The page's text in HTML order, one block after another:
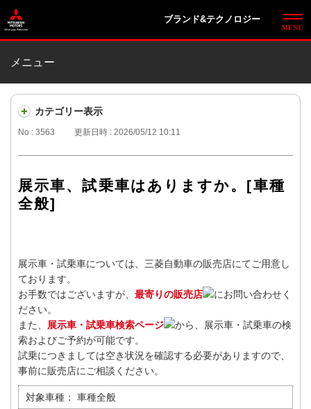
ブランド&テクノロジー
メニュー
カテゴリー表示
No : 3563 更新日時 : 2026/05/12 10:11
展示車、試乗車はありますか。[車種
全般]
展示車・試乗車については、三菱自動車の販売店にてご用意し
ております。
お手数ではございますが、 最寄りの販売店
にお問い合わせく
ださい。
また、 展示車・試乗車検索ページ
から、展示車・試乗車の検
索およびご予約が可能です。
試乗につきましては空き状況を確認する必要がありますので、
事前に販売店にご相談ください。
対象車種： 車種全般